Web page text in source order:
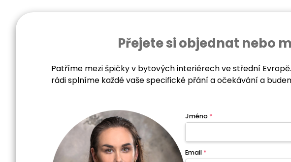
Přejete si objednat nebo
Patříme mezi špičky v bytových interiérech ve střední
rádi splníme každé vaše specifické přání a očekávání a
Jméno *
Email *